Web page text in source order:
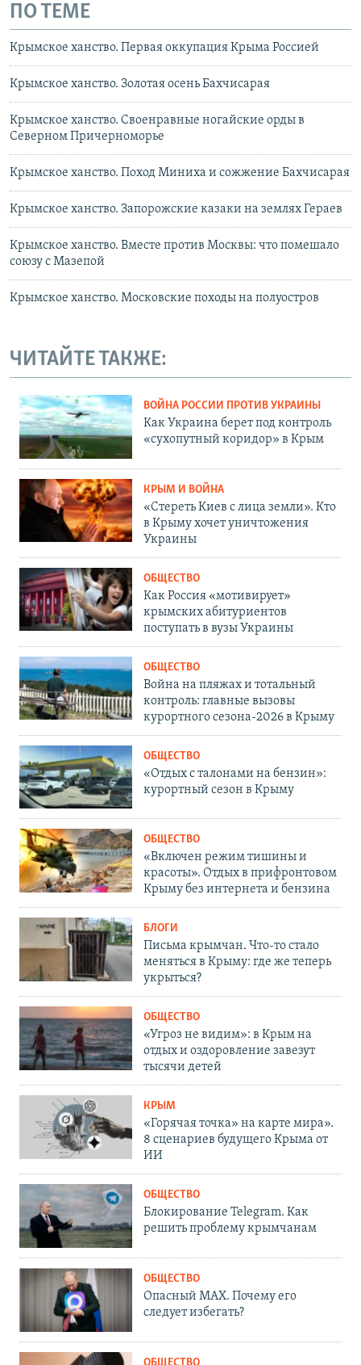
ПО ТЕМЕ
Крымское ханство. Первая оккупация Крыма Россией
Крымское ханство. Золотая осень Бахчисарая
Крымское ханство. Своенравные ногайские орды в
Северном Причерноморье
Крымское ханство. Поход Миниха и сожжение Бахчисарая
Крымское ханство. Запорожские казаки на землях Гераев
Крымское ханство. Вместе против Москвы: что помешало
союзу с Мазепой
Крымское ханство. Московские походы на полуостров
ЧИТАЙТЕ ТАКЖЕ:
ВОЙНА РОССИИ ПРОТИВ УКРАИНЫ
Как Украина берет под контроль
«сухопутный коридор» в Крым
КРЫМ И ВОЙНА
«Стереть Киев с лица земли». Кто
в Крыму хочет уничтожения
Украины
ОБЩЕСТВО
Как Россия «мотивирует»
крымских абитуриентов
поступать в вузы Украины
ОБЩЕСТВО
Война на пляжах и тотальный
контроль: главные вызовы
курортного сезона-2026 в Крыму
ОБЩЕСТВО
«Отдых с талонами на бензин»:
курортный сезон в Крыму
ОБЩЕСТВО
«Включен режим тишины и
красоты». Отдых в прифронтовом
Крыму без интернета и бензина
БЛОГИ
Письма крымчан. Что-то стало
меняться в Крыму: где же теперь
укрыться?
ОБЩЕСТВО
«Угроз не видим»: в Крым на
отдых и оздоровление завезут
тысячи детей
КРЫМ
«Горячая точка» на карте мира».
8 сценариев будущего Крыма от
ИИ
ОБЩЕСТВО
Блокирование Telegram. Как
решить проблему крымчанам
ОБЩЕСТВО
Опасный MAX. Почему его
следует избегать?